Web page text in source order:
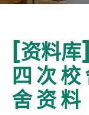
[资料库
四 次 校
舍 资 料